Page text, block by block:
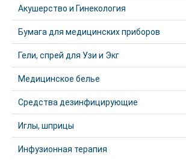
Акушерство и Гинекология
Бумага для медицинских приборов
Гели, спрей для Узи и Экг
Медицинское белье
Средства дезинфицирующие
Иглы, шприцы
Инфузионная терапия